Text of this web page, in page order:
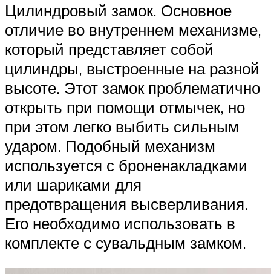
Цилиндровый замок. Основное
отличие во внутреннем механизме,
который представляет собой
цилиндры, выстроенные на разной
высоте. Этот замок проблематично
открыть при помощи отмычек, но
при этом легко выбить сильным
ударом. Подобный механизм
используется с броненакладками
или шариками для
предотвращения высверливания.
Его необходимо использовать в
комплекте с сувальдным замком.